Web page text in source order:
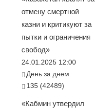
отмену смертной
казни и критикуют за
пытки и ограничения
свобод»
24.01.2025 12:00
День за днем
135 (42489)
«Кабмин утвердил